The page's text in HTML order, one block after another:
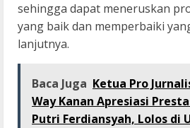
sehingga dapat meneruskan
yang baik dan memperbaiki
lanjutnya.
Baca Juga Ketua Pro
Way Kanan Apresiasi
Putri Ferdiansyah, Lolos di